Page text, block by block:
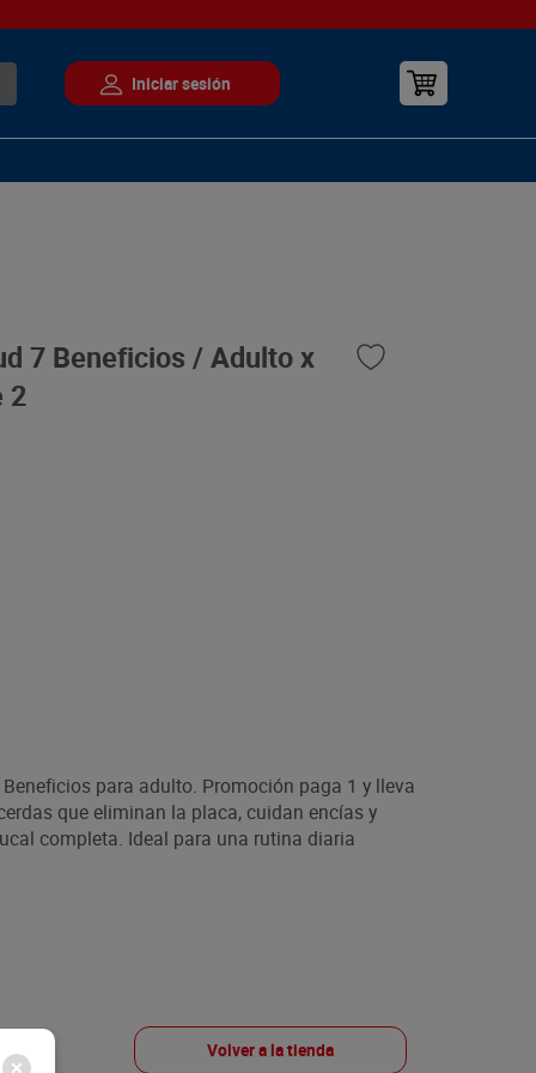
7 Beneficios / Adulto x
2
para adulto. Promoción paga 1 y lleva
que eliminan la placa, cuidan encías y
completa. Ideal para una rutina diaria
Volver a la tienda